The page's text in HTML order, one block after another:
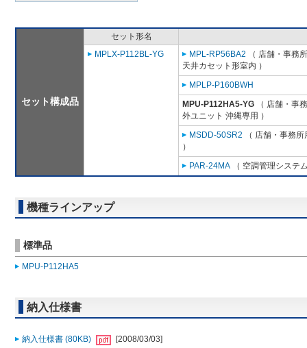
セット構成品
セット形名
MPLX-P112BL-YG
MPL-RP56BA2 （ 店舗・事務
天井カセット形室内 ）
MPLP-P160BWH
MPU-P112HA5-YG （ 店舗・事
外ユニット 沖縄専用 ）
MSDD-50SR2 （ 店舗・事務
）
PAR-24MA （ 空調管理システ
機種ラインアップ
標準品
MPU-P112HA5
納入仕様書
納入仕様書 (80KB) [2008/03/03]